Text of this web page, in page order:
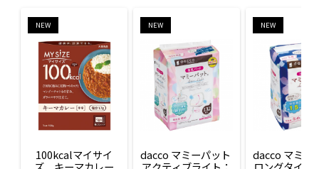
NEW
100kcalマイサイ
NEW
dacco マミーパット
NEW
dacco マミー